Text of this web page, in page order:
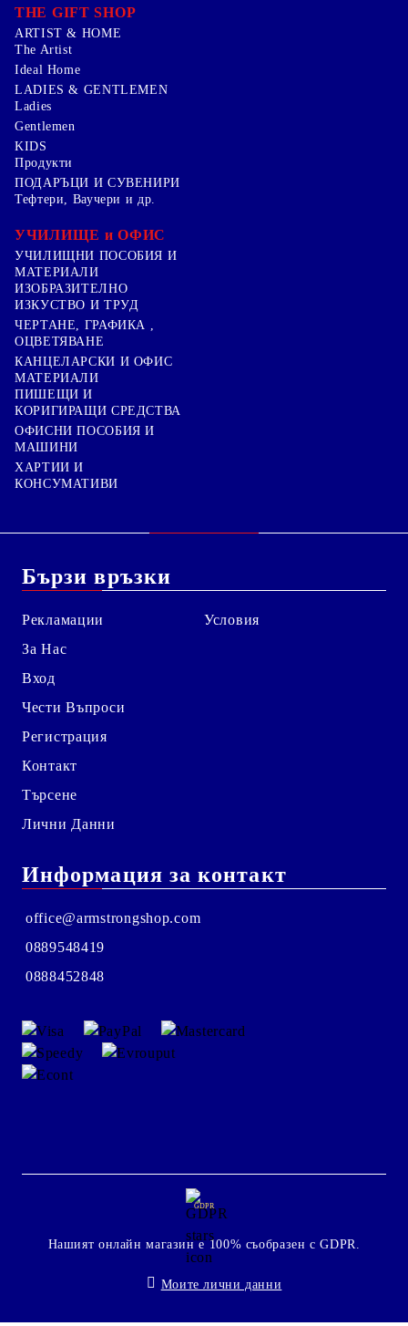
THE GIFT SHOP
ARTIST & HOME
The Artist
Ideal Home
LADIES & GENTLEMEN
Ladies
Gentlemen
KIDS
Продукти
ПОДАРЪЦИ И СУВЕНИРИ
Тефтери, Ваучери и др.
УЧИЛИЩЕ и ОФИС
УЧИЛИЩНИ ПОСОБИЯ И
МАТЕРИАЛИ
ИЗОБРАЗИТЕЛНО
ИЗКУСТВО И ТРУД
ЧЕРТАНЕ, ГРАФИКА ,
ОЦВЕТЯВАНЕ
КАНЦЕЛАРСКИ И ОФИС
МАТЕРИАЛИ
ПИШЕЩИ И
КОРИГИРАЩИ СРЕДСТВА
ОФИСНИ ПОСОБИЯ И
МАШИНИ
ХАРТИИ И
КОНСУМАТИВИ
Бързи връзки
Рекламации
За Нас
Вход
Чести Въпроси
Регистрация
Контакт
Търсене
Лични Данни
Условия
Информация за контакт
office@armstrongshop.com
0889548419
0888452848
GDPR
Нашият онлайн магазин е 100% съобразен с GDPR.
Моите лични данни